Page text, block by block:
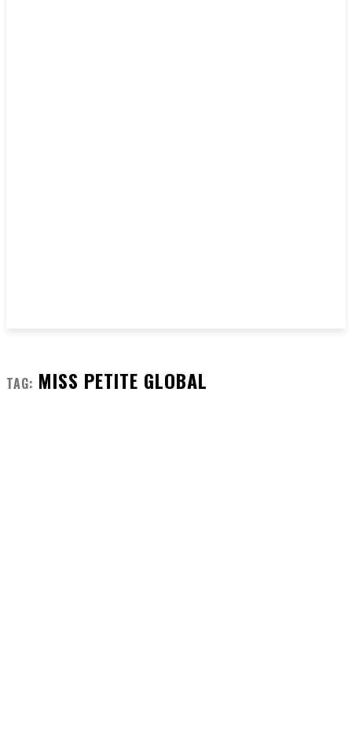
TAG: MISS PETITE GLOBAL